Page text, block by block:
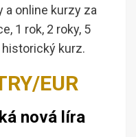
a online kurzy za
1 rok, 2 roky, 5
historický kurz.
EUR
nová líra